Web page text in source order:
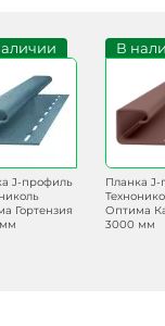
J-профиль
Гортензия
В
Планка
Оптима
3000 мм